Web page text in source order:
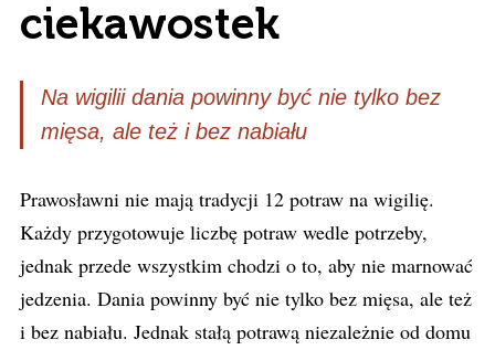
ciekawostek
Na wigilii dania powinny być nie tylko bez
mięsa, ale też i bez nabiału
Prawosławni nie mają tradycji 12 potraw na wigilię.
Każdy przygotowuje liczbę potraw wedle potrzeby,
jednak przede wszystkim chodzi o to, aby nie marnować
jedzenia. Dania powinny być nie tylko bez mięsa, ale też
i bez nabiału. Jednak stałą potrawą niezależnie od domu